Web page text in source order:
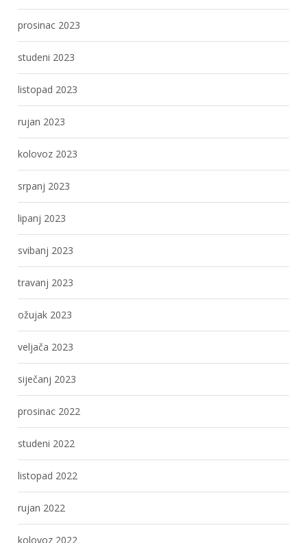
prosinac 2023
studeni 2023
listopad 2023
rujan 2023
kolovoz 2023
srpanj 2023
lipanj 2023
svibanj 2023
travanj 2023
ožujak 2023
veljača 2023
siječanj 2023
prosinac 2022
studeni 2022
listopad 2022
rujan 2022
kolovoz 2022